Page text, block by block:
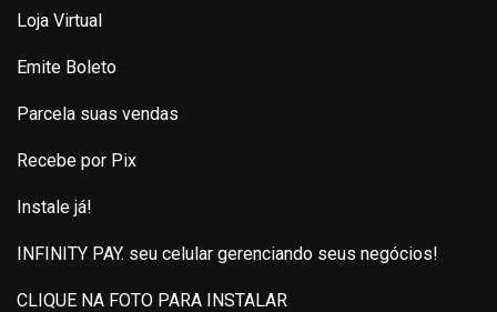
Loja Virtual
Emite Boleto
Parcela suas vendas
Recebe por Pix
Instale já!
INFINITY PAY. seu celular gerenciando seus negócios!
CLIQUE NA FOTO PARA INSTALAR